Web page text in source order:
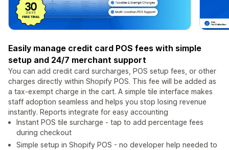
Easily manage credit card POS fees with simple
setup and 24/7 merchant support
You can add credit card surcharges, POS setup fees, or other
charges directly within Shopify POS. This fee will be added as
a tax-exempt charge in the cart. A simple tile interface makes
staff adoption seamless and helps you stop losing revenue
instantly. Reports integrate for easy accounting
Instant POS tile surcharge - tap to add percentage fees
during checkout
Simple setup in Shopify POS - no developer help needed to